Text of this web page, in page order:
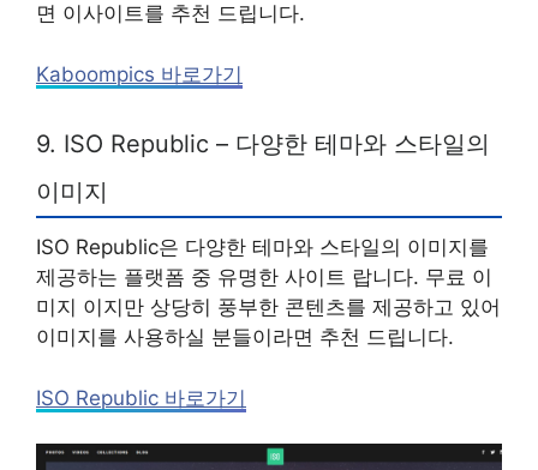
면 이사이트를 추천 드립니다.
Kaboompics 바로가기
9. ISO Republic – 다양한 테마와 스타일의
이미지
ISO Republic은 다양한 테마와 스타일의 이미지를
제공하는 플랫폼 중 유명한 사이트 랍니다. 무료 이
미지 이지만 상당히 풍부한 콘텐츠를 제공하고 있어
이미지를 사용하실 분들이라면 추천 드립니다.
ISO Republic 바로가기